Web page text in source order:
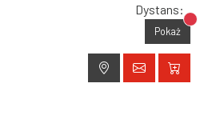
Dystans:
Pokaż